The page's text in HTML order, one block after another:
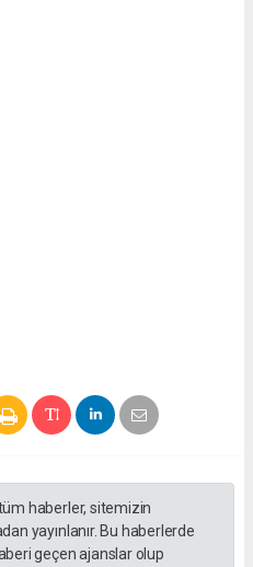
haberler, sitemizin
yayınlanır. Bu haberlerde
geçen ajanslar olup